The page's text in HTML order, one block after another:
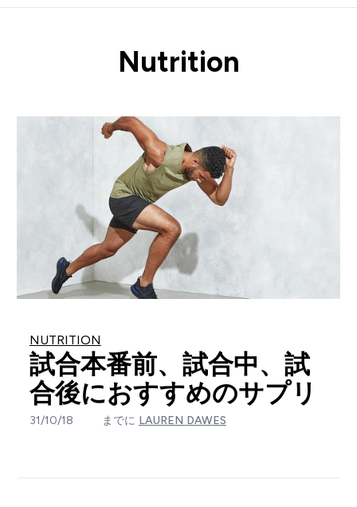
Nutrition
NUTRITION
試合本番前、試合中、試
合後におすすめのサプリ
31/10/18 までに LAUREN DAWES